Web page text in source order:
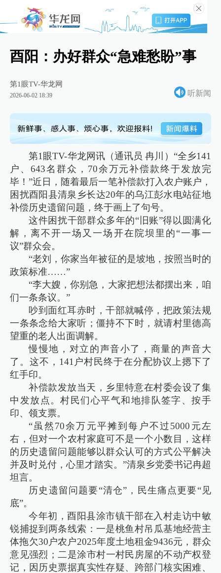
酉阳：办好群众“急难愁盼”事
第1眼TV-华龙网
2026-06-02 18:39 听新闻
第1眼TV-华龙网讯（通讯员 冉川）“全乡141
户、643名群众，70余万元补偿款终于发放完
毕！”近日，随着最后一笔补偿款打入农户账户，
困扰酉阳县清泉乡长达20年的乌江彭水电站征地
补偿历史遗留问题，终于画上了句号。
这件困扰干部群众多年的“旧账”得以圆满化
解，离不开一场又一场开在院坝里的“一事一
议”群众会。
“老刘，你家当年被征的是坡地，按照当时的
政策标准……”
“李大嫂，你别急，大家把想法都摆出来，咱
们一条条议。”
吵到面红耳赤时，干部就喊停，把政策法规
一条条念给大家听；僵持不下时，就请村里德高
望重的老人出面调解。
慢慢地，对立的声音小了，商量的声音大
了。这不，141户村民终于在分配协议上摁下了
红手印。
补偿款发放当天，乡里特意在村委会设了集
中发放点。村民们心平气和地排队签字、按手
印、领支票。
“虽然70余万元平摊到每户不过5000元左
右，但对一个农村家庭可不是一个小数目，这样
的历史遗留问题能够以群众认可的方式公平解决
并及时兑付，心里才踏实。”清泉乡党委书记冉超
坦言。
历史遗留问题要“清仓”，民生痛点更要“见
底”。
今年初，酉阳县涂市镇干部在入村走访中敏
锐捕捉到两条线索：一是桃鱼村吊瓜基地经营主
体拖欠30户农户2025年度土地租金9436元，群众
意见强烈；二是涂市村一村民房屋的不动产权登
记，因历史票据真实性存疑、跨部门核实困难、